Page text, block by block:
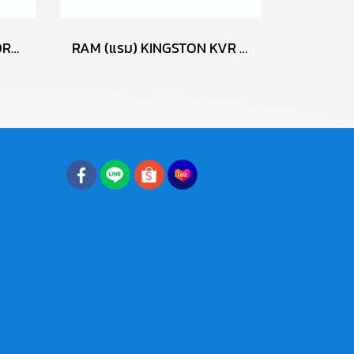
RAM (แรม) SAMSUNG DDR3 4GB (4GBX1) 1600MHz 8CHIP (ของใหม่) P17764 RAM (แรม) KINGSTON KVR DDR3 2GB (2GBX1) 1333MHz P17382